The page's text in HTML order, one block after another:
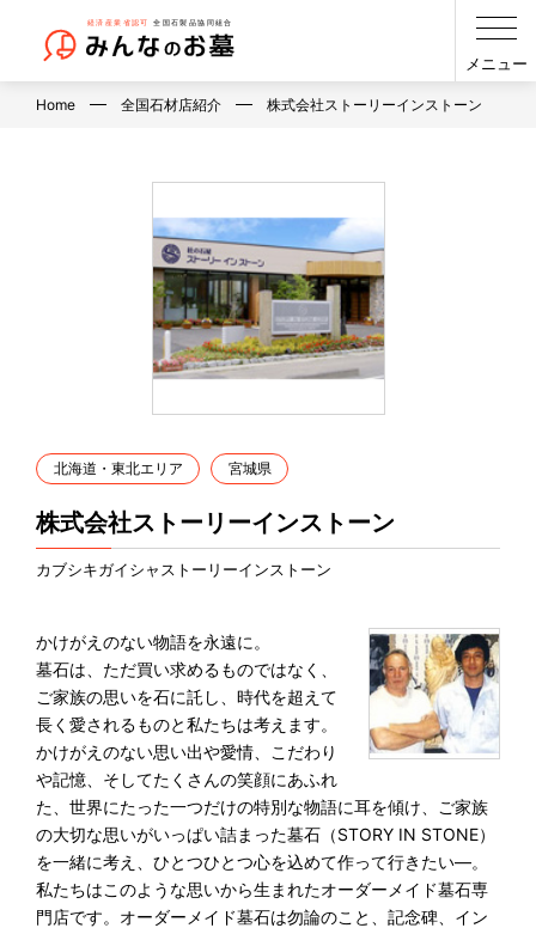
メニュー
Home 全国石材店紹介 株式会社ストーリーインストーン
北海道・東北エリア 宮城県
株式会社ストーリーインストーン
カブシキガイシャストーリーインストーン
かけがえのない物語を永遠に。
墓石は、ただ買い求めるものではなく、
ご家族の思いを石に託し、時代を超えて
長く愛されるものと私たちは考えます。
かけがえのない思い出や愛情、こだわり
や記憶、そしてたくさんの笑顔にあふれ
た、世界にたった一つだけの特別な物語に耳を傾け、ご家族
の大切な思いがいっぱい詰まった墓石（STORY IN STONE）
を一緒に考え、ひとつひとつ心を込めて作って行きたい―。
私たちはこのような思いから生まれたオーダーメイド墓石専
門店です。オーダーメイド墓石は勿論のこと、記念碑、イン